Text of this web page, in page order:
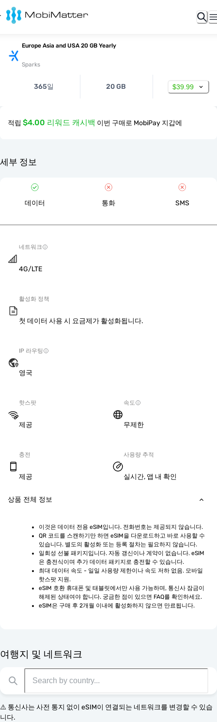
Europe Asia and USA 20 GB Yearly
Sparks
365일 20 GB $39.99
적립 $4.00 리워드 캐시백 이번 구매로 MobiPay 지갑에
세부 정보
데이터 통화 SMS
네트워크
4G/LTE
활성화 정책
첫 데이터 사용 시 요금제가 활성화됩니다.
IP 라우팅
영국
핫스팟
제공
속도
무제한
충전
제공
사용량 추적
실시간, 앱 내 확인
상품 전체 정보
이것은 데이터 전용 eSIM입니다. 전화번호는 제공되지 않습니다.
QR 코드를 스캔하기만 하면 eSIM을 다운로드하고 바로 사용할 수
있습니다. 별도의 활성화 또는 등록 절차는 필요하지 않습니다.
일회성 선불 패키지입니다. 자동 갱신이나 계약이 없습니다. eSIM
은 충전식이며 추가 데이터 패키지로 충전할 수 있습니다.
최대 데이터 속도 - 일일 사용량 제한이나 속도 저하 없음. 모바일
핫스팟 지원.
eSIM 호환 휴대폰 및 태블릿에서만 사용 가능하며, 통신사 잠금이
해제된 상태여야 합니다. 궁금한 점이 있으면 FAQ를 확인하세요.
eSIM은 구매 후 2개월 이내에 활성화하지 않으면 만료됩니다.
여행지 및 네트워크
⚠️ 통신사는 사전 통지 없이 eSIM이 연결되는 네트워크를 변경할 수 있습
니다.